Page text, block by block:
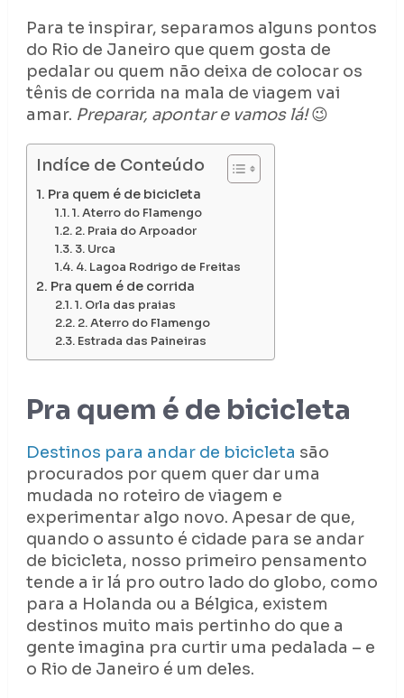
Para te inspirar, separamos alguns pontos
do Rio de Janeiro que quem gosta de
pedalar ou quem não deixa de colocar os
tênis de corrida na mala de viagem vai
amar. Preparar, apontar e vamos lá!😉
Indíce de Conteúdo
Pra quem é de bicicleta
1. Aterro do Flamengo
2. Praia do Arpoador
3. Urca
4. Lagoa Rodrigo de Freitas
Pra quem é de corrida
1. Orla das praias
2. Aterro do Flamengo
Estrada das Paineiras
Pra quem é de bicicleta
Destinos para andar de bicicleta são
procurados por quem quer dar uma
mudada no roteiro de viagem e
experimentar algo novo. Apesar de que,
quando o assunto é cidade para se andar
de bicicleta, nosso primeiro pensamento
tende a ir lá pro outro lado do globo, como
para a Holanda ou a Bélgica, existem
destinos muito mais pertinho do que a
gente imagina pra curtir uma pedalada – e
o Rio de Janeiro é um deles.